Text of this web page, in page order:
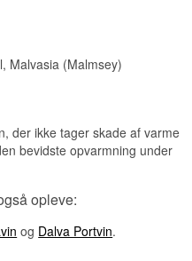
Malvasia (Malmsey)
der ikke tager skade af varme
bevidste opvarmning under
opleve:
og Dalva Portvin.